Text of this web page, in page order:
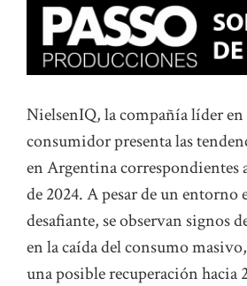
NielsenIQ, la compañía líder
consumidor presenta las
en Argentina correspondientes
de 2024. A pesar de un entorno
desafiante, se observan signos
en la caída del consumo
una posible recuperación hacia